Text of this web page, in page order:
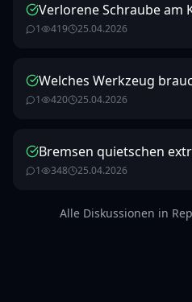
Verlorene Schraube am
1 419 25.04.2026
Welches Werkzeug
1 420 25.04.2026
Bremsen quietschen
1 348 25.04.2026
Alle Diskussionen in